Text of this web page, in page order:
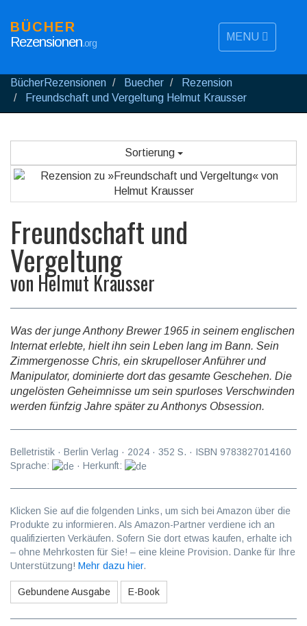
MENU
BÜCHER
Rezensionen.org
BücherRezensionen Buecher
Rezension
Freundschaft und Vergeltung Helmut Krausser
Sortierung
Freundschaft und
Vergeltung
von Helmut Krausser
Was der junge Anthony Brewer 1965 in seinem englischen
Internat erlebte, hielt ihn sein Leben lang im Bann. Sein
Zimmergenosse Chris, ein skrupelloser Anführer und
Manipulator, dominierte dort das gesamte Geschehen. Die
ungelösten Geheimnisse um sein spurloses Verschwinden
werden fünfzig Jahre später zu Anthonys Obsession.
Belletristik · Berlin Verlag · 2024 · 352 S. · ISBN 9783827014160
Sprache:
· Herkunft:
Klicken Sie auf die folgenden Links, um sich bei Amazon über die
Produkte zu informieren. Als Amazon-Partner verdiene ich an
qualifizierten Verkäufen. Sofern Sie dort etwas kaufen, erhalte ich
– ohne Mehrkosten für Sie! – eine kleine Provision. Danke für Ihre
Unterstützung! Mehr dazu hier.
Gebundene Ausgabe E-Book